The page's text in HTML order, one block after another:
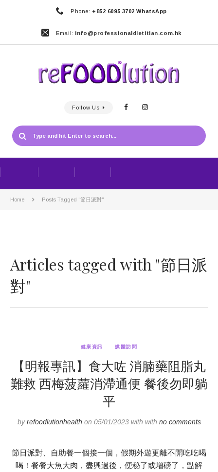
Phone: +852 6095 3702 WhatsApp
Email: info@professionaldietitian.com.hk
Follow Us
Home Posts Tagged "節日派對"
Articles tagged with "節日派
對"
健康資訊 媒體訪問
【明報專訊】食大咗 消腩藥阻脂丸
難救 西梅菠蘿消滯通便 餐後勿即躺
平
byrefoodlutionhealth on 05/01/2023 with with no comments
節日派對、自助餐一個接一個，假期外遊更離不開吃吃喝
喝！餐餐大魚大肉，盡興過後，便秘了或增磅了，點解